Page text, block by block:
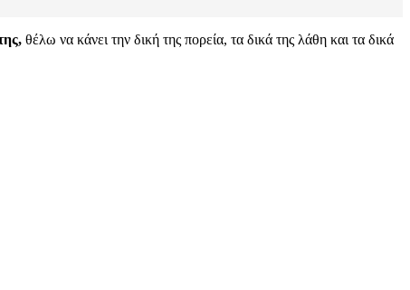
θέλω να κάνει την δική της πορεία, τα δικά της λάθη και τα δικά